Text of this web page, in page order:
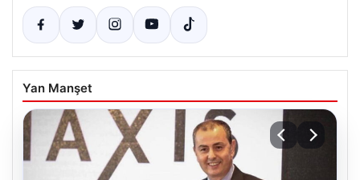
Yan Manşet